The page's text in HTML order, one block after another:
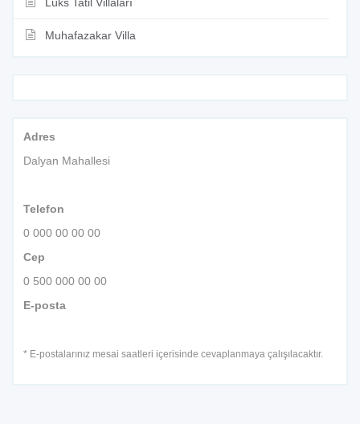
Muhafazakar Villa
Adres
Dalyan Mahallesi
Telefon
0 000 00 00 00
Cep
0 500 000 00 00
E-posta
* E-postalarınız mesai saatleri içerisinde cevaplanmaya çalışılacaktır.